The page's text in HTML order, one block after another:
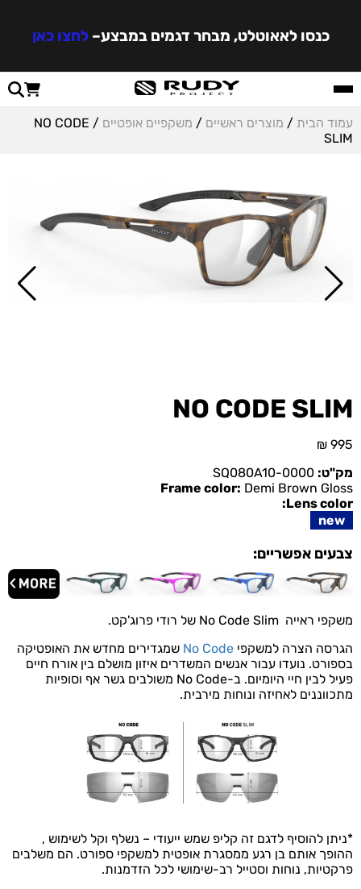
כנסו לאאוטלט, מבחר דגמים במבצע–לחצו כאן
עמוד הבית / מוצרים ראשיים / משקפיים אופטיים
/ NO CODE
SLIM
NO CODE SLIM
₪ 995
מק"ט:
Frame color: Demi Brown Gloss
Lens color:
new
צבעים אפשריים:
משקפי ראייה No Code Slim של רודי פרוג'קט.
הגרסה הצרה למשקפי No Code שמגדירים מחדש את האופטיקה
בספורט. נועדו עבור אנשים המשדרים איזון מושלם בין אורח חיים
פעיל לבין חיי היומיום. ב-No Code משולבים גשר אף וסופיות
מתכווננים לאחיזה ונוחות מירבית.
*ניתן להוסיף לדגם זה קליפ שמש ייעודי – נשלף וקל לשימוש ,
ההופך אותם בן רגע ממסגרת אופטית למשקפי ספורט. הם משלבים
פרקטיות, נוחות וסטייל רב-שימושי לכל הזדמנות.